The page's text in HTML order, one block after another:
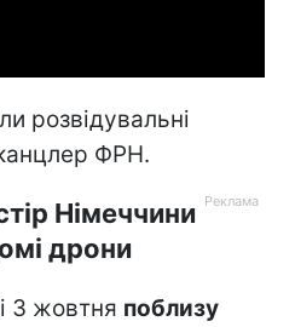
розвідувальні
ФРН.
Німеччини
дрони
3 жовтня поблизу